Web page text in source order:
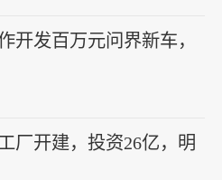
开发百万元问界新车，
厂开建，投资26亿，明